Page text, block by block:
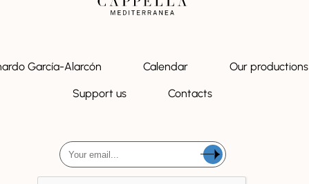
García-Alarcón Calendar Our productions
Support us Contacts